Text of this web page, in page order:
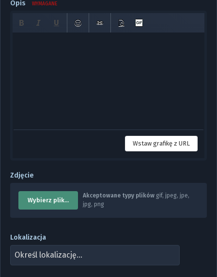
Opis WYMAGANE
Wstaw grafikę z URL
Zdjęcie
Wybierz plik...
Akceptowane typy plików gif, jpeg, jpe,
jpg, png
Lokalizacja